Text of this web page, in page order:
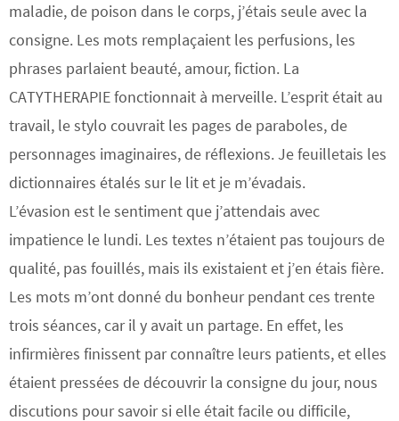
maladie, de poison dans le corps, j’étais seule avec la
consigne. Les mots remplaçaient les perfusions, les
phrases parlaient beauté, amour, fiction. La
CATYTHERAPIE fonctionnait à merveille. L’esprit était au
travail, le stylo couvrait les pages de paraboles, de
personnages imaginaires, de réflexions. Je feuilletais les
dictionnaires étalés sur le lit et je m’évadais.
L’évasion est le sentiment que j’attendais avec
impatience le lundi. Les textes n’étaient pas toujours de
qualité, pas fouillés, mais ils existaient et j’en étais fière.
Les mots m’ont donné du bonheur pendant ces trente
trois séances, car il y avait un partage. En effet, les
infirmières finissent par connaître leurs patients, et elles
étaient pressées de découvrir la consigne du jour, nous
discutions pour savoir si elle était facile ou difficile,